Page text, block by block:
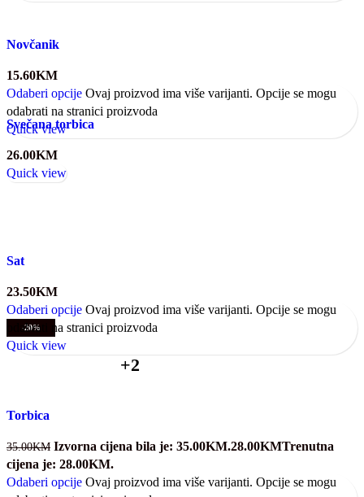
Novčanik
15.60KM
Odaberi opcije Ovaj proizvod ima više varijanti. Opcije se mogu
odabrati na stranici proizvoda
Quick view
Svečana torbica
26.00KM
Quick view
Sat
23.50KM
Odaberi opcije Ovaj proizvod ima više varijanti. Opcije se mogu
odabrati na stranici proizvoda
Quick view
-20%
+2
Torbica
35.00KM Izvorna cijena bila je: 35.00KM.28.00KMTrenutna
cijena je: 28.00KM.
Odaberi opcije Ovaj proizvod ima više varijanti. Opcije se mogu